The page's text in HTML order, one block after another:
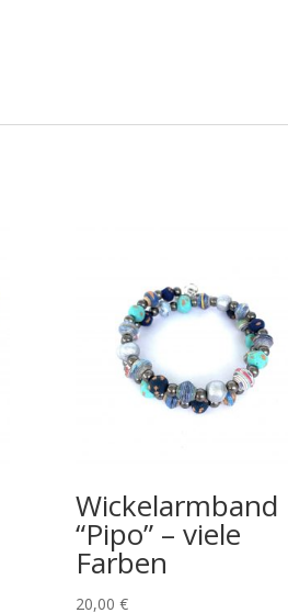
Wickelarmband
“Pipo” – viele
Farben
20,00 €